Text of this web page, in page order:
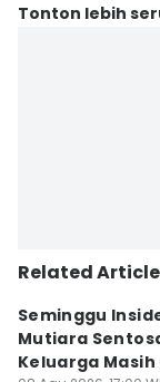
Tonton lebih
Related
Seminggu
Mutiara
Keluarga Masih